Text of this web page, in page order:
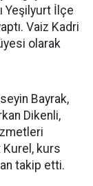
Yeşilyurt İlçe
Vaiz Kadri
olarak
Bayrak,
Dikenli,
Kurel, kurs
takip etti.